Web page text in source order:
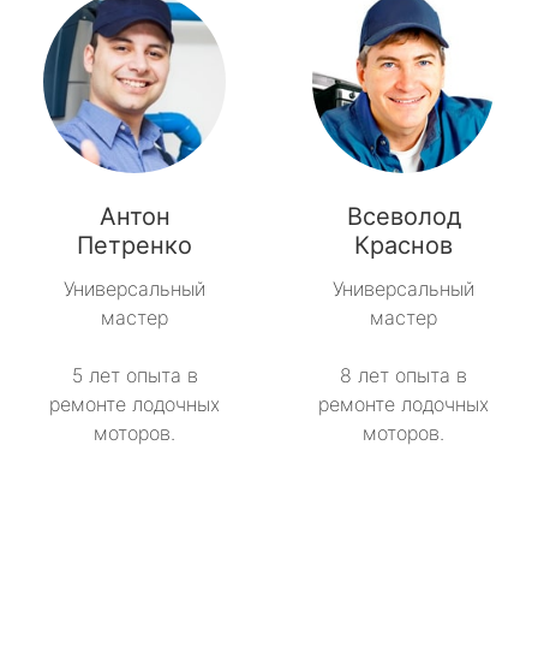
Антон
Петренко
Универсальный
мастер
5 лет опыта в
ремонте лодочных
моторов.
Всеволод
Краснов
Универсальный
мастер
8 лет опыта в
ремонте лодочных
моторов.